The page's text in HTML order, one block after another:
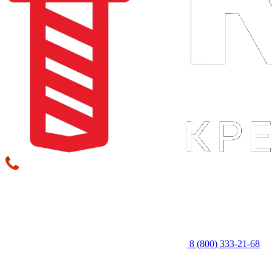
8 (800) 333‑21-68